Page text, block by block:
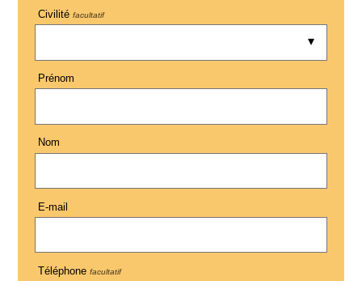
Civilité facultatif
Prénom
Nom
E-mail
Téléphone facultatif